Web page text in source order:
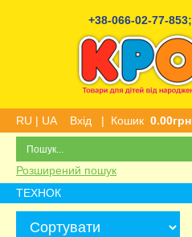
+38-066-02-77-853;
RU | UA Вхід | Кошик 0.00грн
Розширений пошук
ТЕХНОК